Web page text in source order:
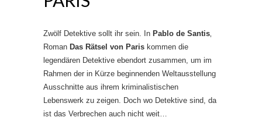
Zwölf Detektive sollt ihr sein. In Pablo de Santis
Roman Das Rätsel von Paris kommen die
legendären Detektive ebendort zusammen, um im
Rahmen der in Kürze beginnenden Weltausstellung
Ausschnitte aus ihrem kriminalistischen
Lebenswerk zu zeigen. Doch wo Detektive sind, da
ist das Verbrechen auch nicht weit…